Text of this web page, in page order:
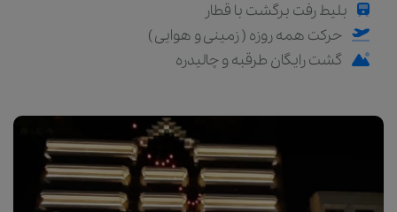
بلیط رفت برگشت با قطار
حرکت همه روزه ( زمینی و هوایی )
گشت رایگان طرقبه و چالیدره